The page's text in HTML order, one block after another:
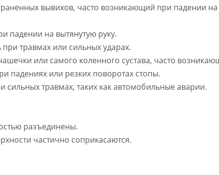
вывихов, часто возникающий при падении
падении на вытянутую руку.
травмах или сильных ударах.
или самого коленного сустава, часто
падениях или резких поворотах стопы.
травмах, таких как автомобильные аварии.
разъединены.
частично соприкасаются.